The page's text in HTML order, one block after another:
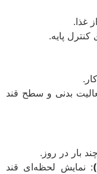
پایه.
بدنی و سطح قند
در روز.
لحظه‌ای قند